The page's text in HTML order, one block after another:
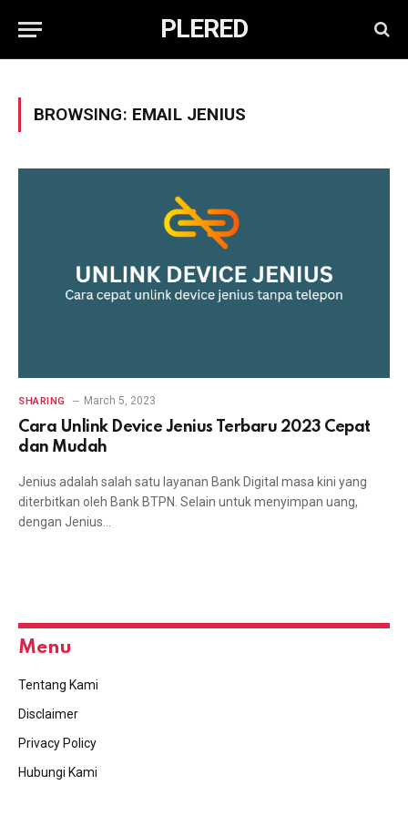
PLERED
BROWSING: EMAIL JENIUS
SHARING March 5, 2023
Cara Unlink Device Jenius Terbaru 2023 Cepat
dan Mudah
Jenius adalah salah satu layanan Bank Digital masa kini yang
diterbitkan oleh Bank BTPN. Selain untuk menyimpan uang,
dengan Jenius…
Menu
Tentang Kami
Disclaimer
Privacy Policy
Hubungi Kami